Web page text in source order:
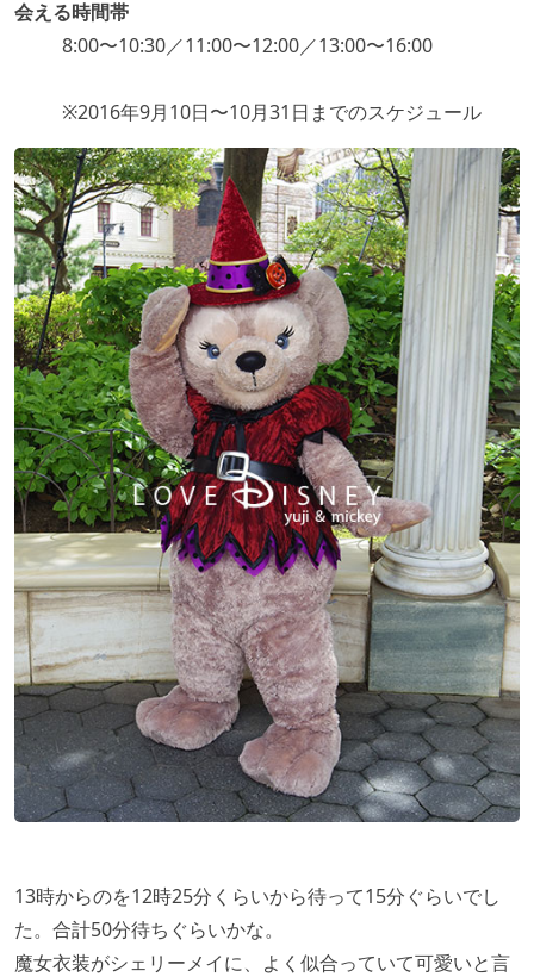
会える時間帯
8:00〜10:30／11:00〜12:00／13:00〜16:00
※2016年9月10日〜10月31日までのスケジュール
13時からのを12時25分くらいから待って15分ぐらいでし
た。合計50分待ちぐらいかな。
魔女衣装がシェリーメイに、よく似合っていて可愛いと言